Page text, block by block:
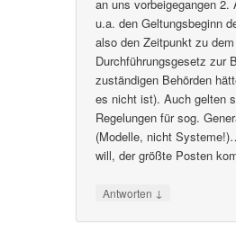
an uns vorbeigegangen
u.a. den Geltungsbeginn
also den Zeitpunkt zu
Durchführungsgesetz zur
zuständigen Behörden
es nicht ist). Auch gelten
Regelungen für sog.
(Modelle, nicht
will, der größte Posten
Antworten ↓